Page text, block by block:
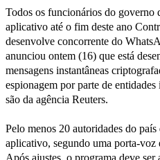
Todos os funcionários do governo
aplicativo até o fim deste ano
desenvolve concorrente do
anunciou ontem (16) que está
mensagens instantâneas
espionagem por parte de
são da agência Reuters.
Pelo menos 20 autoridades do
aplicativo, segundo uma porta-